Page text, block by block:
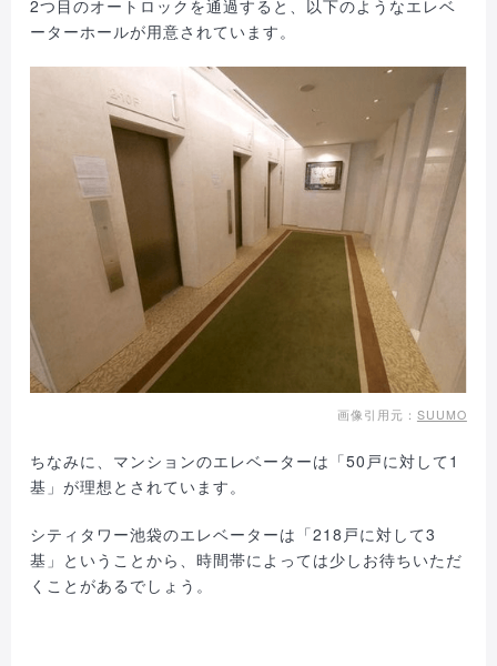
2つ目のオートロックを通過すると、以下のようなエレベ
ーターホールが用意されています。
画像引用元： SUUMO
ちなみに、マンションのエレベーターは「50戸に対して1
基」が理想とされています。
シティタワー池袋のエレベーターは「218戸に対して3
基」ということから、時間帯によっては少しお待ちいただ
くことがあるでしょう。